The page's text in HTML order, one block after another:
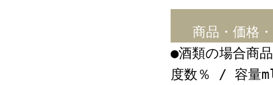
商品・価格
●酒類の場合商
度数％ / 容量